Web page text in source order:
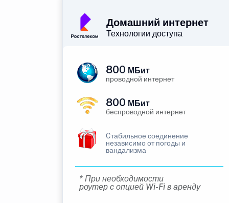
Домашний интернет
Технологии доступа
800 МБит
проводной интернет
800 МБит
беспроводной интернет
Cтабильное соединение
независимо от погоды и
вандализма
* При необходимости
роутер с опцией Wi-Fi в аренду